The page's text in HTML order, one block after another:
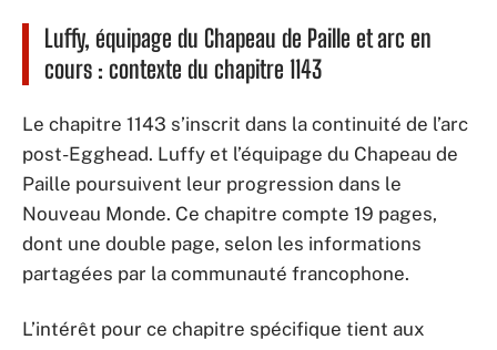
Luffy, équipage du Chapeau de Paille et arc en
cours : contexte du chapitre 1143
Le chapitre 1143 s’inscrit dans la continuité de l’arc
post-Egghead. Luffy et l’équipage du Chapeau de
Paille poursuivent leur progression dans le
Nouveau Monde. Ce chapitre compte 19 pages,
dont une double page, selon les informations
partagées par la communauté francophone.
L’intérêt pour ce chapitre spécifique tient aux